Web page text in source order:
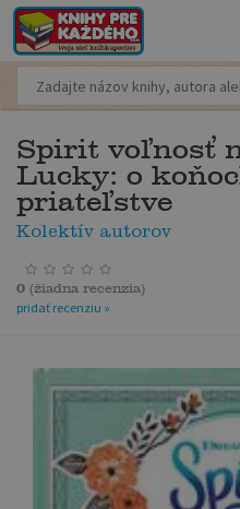
Spirit voľnosť
Lucky: o
priateľstve
Kolektív autorov
0 (žiadna recenzia)
pridať recenziu »